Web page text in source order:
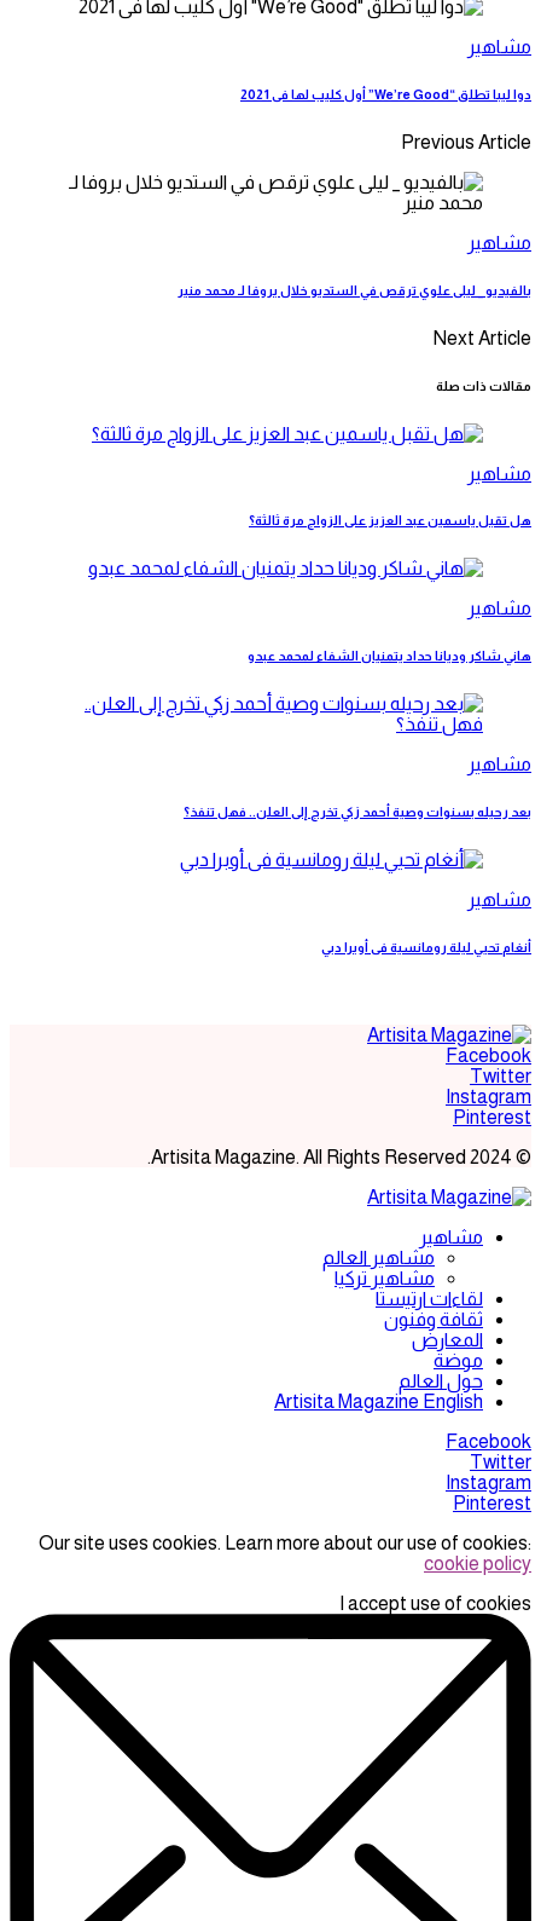
مشاهير
دوا ليبا تطلق “We’re Good” أول كليب لها فى 2021
Previous Article
مشاهير
بالفيديو _ ليلى علوي ترقص في الستديو خلال بروفا لـ محمد منير
Next Article
مقالات ذات صلة
مشاهير
هل تقبل ياسمين عبد العزيز على الزواج مرة ثالثة؟
مشاهير
هاني شاكر وديانا حداد يتمنيان الشفاء لمحمد عبدو
مشاهير
بعد رحيله بسنوات وصية أحمد زكي تخرج إلى العلن.. فهل تنفذ؟
مشاهير
أنغام تحيي ليلة رومانسية فى أوبرا دبي
Facebook
Twitter
Instagram
Pinterest
© 2024 Artisita Magazine. All Rights Reserved.
مشاهير
مشاهير العالم
مشاهير تركيا
لقاءات ارتيستا
ثقافة وفنون
المعارض
موضة
حول العالم
Artisita Magazine English
Facebook
Twitter
Instagram
Pinterest
Our site uses cookies. Learn more about our use of cookies:
cookie policy
I accept use of cookies